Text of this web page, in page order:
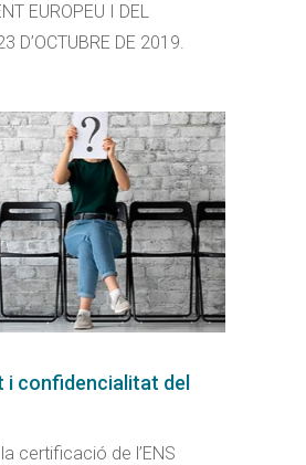
EUROPEU I DEL
D’OCTUBRE DE 2019.
i confidencialitat del
certificació de l’ENS